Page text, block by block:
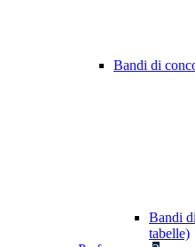
Bandi di
Bandi
tabelle)